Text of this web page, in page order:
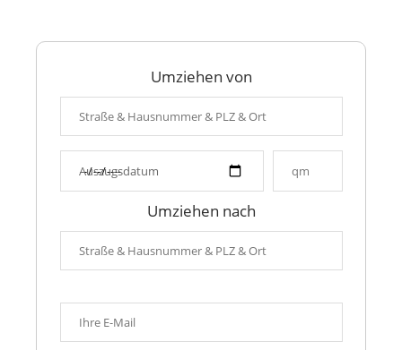
Umziehen von
Umziehen nach